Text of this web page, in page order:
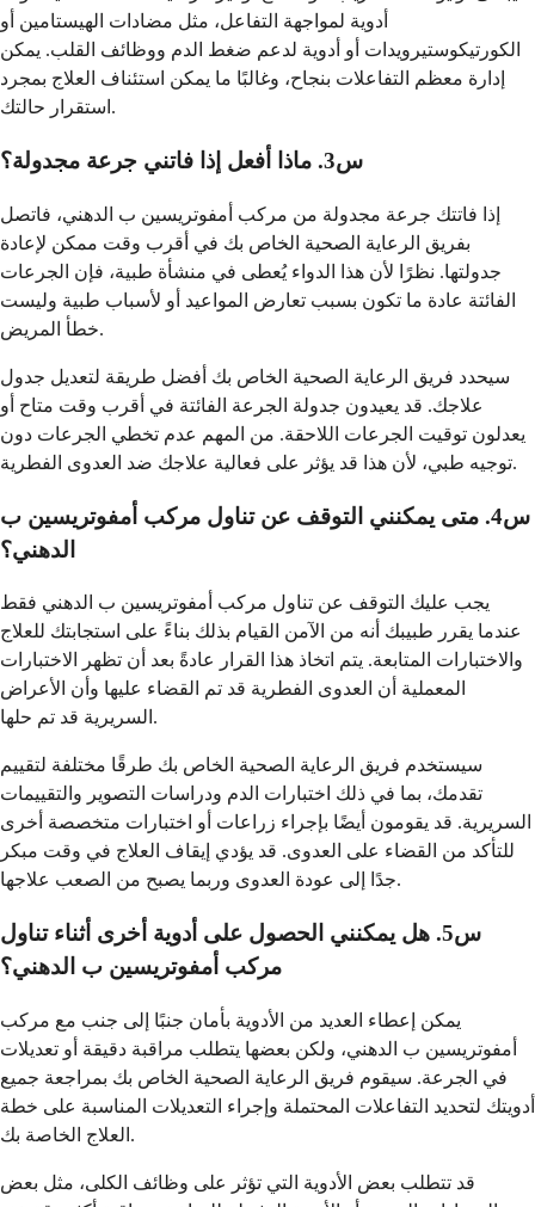
أدوية لمواجهة التفاعل، مثل مضادات الهيستامين أو
الكورتيكوستيرويدات أو أدوية لدعم ضغط الدم ووظائف القلب. يمكن
إدارة معظم التفاعلات بنجاح، وغالبًا ما يمكن استئناف العلاج بمجرد
استقرار حالتك.
س3. ماذا أفعل إذا فاتني جرعة مجدولة؟
إذا فاتتك جرعة مجدولة من مركب أمفوتريسين ب الدهني، فاتصل
بفريق الرعاية الصحية الخاص بك في أقرب وقت ممكن لإعادة
جدولتها. نظرًا لأن هذا الدواء يُعطى في منشأة طبية، فإن الجرعات
الفائتة عادة ما تكون بسبب تعارض المواعيد أو لأسباب طبية وليست
خطأ المريض.
سيحدد فريق الرعاية الصحية الخاص بك أفضل طريقة لتعديل جدول
علاجك. قد يعيدون جدولة الجرعة الفائتة في أقرب وقت متاح أو
يعدلون توقيت الجرعات اللاحقة. من المهم عدم تخطي الجرعات دون
توجيه طبي، لأن هذا قد يؤثر على فعالية علاجك ضد العدوى الفطرية.
س4. متى يمكنني التوقف عن تناول مركب أمفوتريسين ب
الدهني؟
يجب عليك التوقف عن تناول مركب أمفوتريسين ب الدهني فقط
عندما يقرر طبيبك أنه من الآمن القيام بذلك بناءً على استجابتك للعلاج
والاختبارات المتابعة. يتم اتخاذ هذا القرار عادةً بعد أن تظهر الاختبارات
المعملية أن العدوى الفطرية قد تم القضاء عليها وأن الأعراض
السريرية قد تم حلها.
سيستخدم فريق الرعاية الصحية الخاص بك طرقًا مختلفة لتقييم
تقدمك، بما في ذلك اختبارات الدم ودراسات التصوير والتقييمات
السريرية. قد يقومون أيضًا بإجراء زراعات أو اختبارات متخصصة أخرى
للتأكد من القضاء على العدوى. قد يؤدي إيقاف العلاج في وقت مبكر
جدًا إلى عودة العدوى وربما يصبح من الصعب علاجها.
س5. هل يمكنني الحصول على أدوية أخرى أثناء تناول
مركب أمفوتريسين ب الدهني؟
يمكن إعطاء العديد من الأدوية بأمان جنبًا إلى جنب مع مركب
أمفوتريسين ب الدهني، ولكن بعضها يتطلب مراقبة دقيقة أو تعديلات
في الجرعة. سيقوم فريق الرعاية الصحية الخاص بك بمراجعة جميع
أدويتك لتحديد التفاعلات المحتملة وإجراء التعديلات المناسبة على خطة
العلاج الخاصة بك.
قد تتطلب بعض الأدوية التي تؤثر على وظائف الكلى، مثل بعض